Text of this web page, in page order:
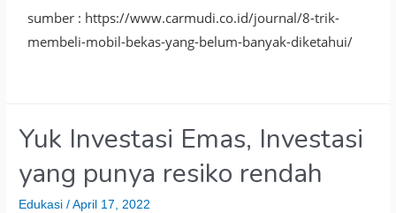
sumber : https://www.carmudi.co.id/journal/8-trik-
membeli-mobil-bekas-yang-belum-banyak-diketahui/
Yuk Investasi Emas, Investasi
yang punya resiko rendah
Edukasi /April 17, 2022